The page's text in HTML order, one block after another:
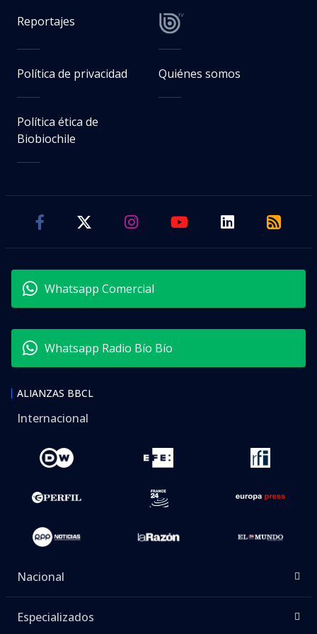
Reportajes
Política de privacidad Quiénes somos
Política ética de
Biobiochile
Whatsapp Comercial
Whatsapp Radio Bío Bío
ALIANZAS BBCL
Internacional
Nacional
Especializados